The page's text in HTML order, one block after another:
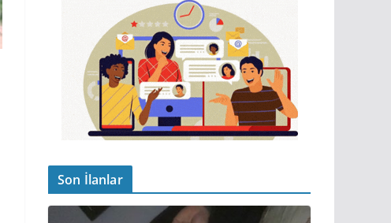
Son İlanlar